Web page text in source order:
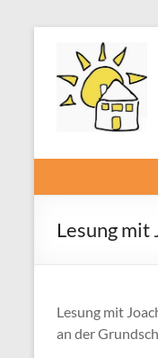
springen
Lesung mit
Lesung mit
an der